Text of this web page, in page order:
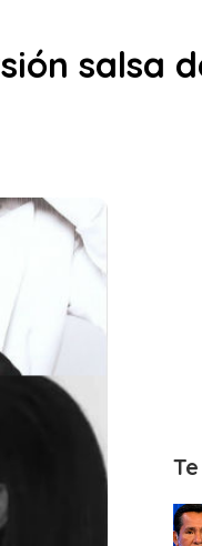
salsa